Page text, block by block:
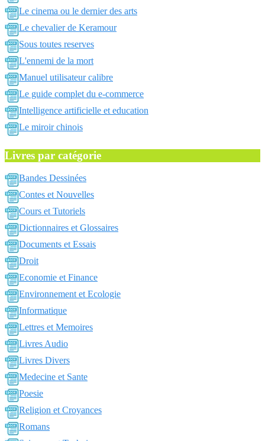
Le cinema ou le dernier des arts
Le chevalier de Keramour
Sous toutes reserves
L'ennemi de la mort
Manuel utilisateur calibre
Le guide complet du e-commerce
Intelligence artificielle et education
Le miroir chinois
Livres par catégorie
Bandes Dessinées
Contes et Nouvelles
Cours et Tutoriels
Dictionnaires et Glossaires
Documents et Essais
Droit
Economie et Finance
Environnement et Ecologie
Informatique
Lettres et Memoires
Livres Audio
Livres Divers
Medecine et Sante
Poesie
Religion et Croyances
Romans